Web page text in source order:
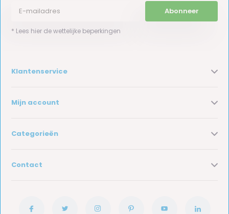
Abonneer
* Lees hier de wettelijke beperkingen
Klantenservice
Mijn account
Categorieën
Contact